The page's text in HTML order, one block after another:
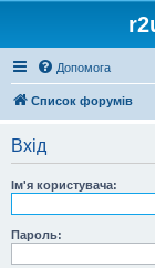
Допомога
Список форумів
Вхід
Ім'я користувача:
Пароль: